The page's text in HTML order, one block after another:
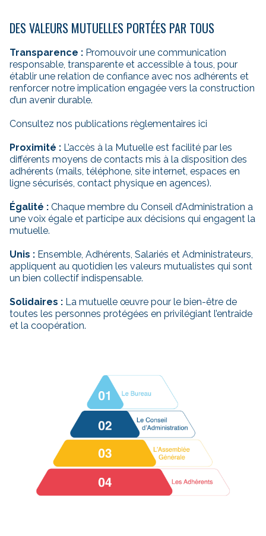
DES VALEURS MUTUELLES PORTÉES PAR TOUS
Transparence : Promouvoir une communication
responsable, transparente et accessible à tous, pour
établir une relation de confiance avec nos adhérents et
renforcer notre implication engagée vers la construction
d’un avenir durable.
Consultez nos publications règlementaires ici
Proximité : L’accès à la Mutuelle est facilité par les
différents moyens de contacts mis à la disposition des
adhérents (mails, téléphone, site internet, espaces en
ligne sécurisés, contact physique en agences).
Égalité : Chaque membre du Conseil d’Administration a
une voix égale et participe aux décisions qui engagent la
mutuelle.
Unis : Ensemble, Adhérents, Salariés et Administrateurs,
appliquent au quotidien les valeurs mutualistes qui sont
un bien collectif indispensable.
Solidaires : La mutuelle œuvre pour le bien-être de
toutes les personnes protégées en privilégiant l’entraide
et la coopération.